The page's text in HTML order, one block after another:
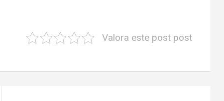
Valora este post post